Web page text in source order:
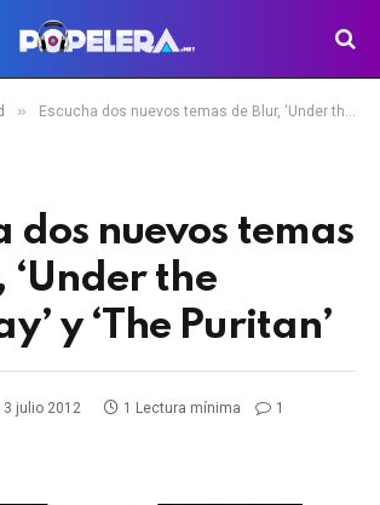
» Escucha dos nuevos temas de Blur, ‘Under the Westway’ y ‘The Puritan’
dos nuevos temas
‘Under the
y ‘The Puritan’
3 julio 2012 1 Lectura mínima 1